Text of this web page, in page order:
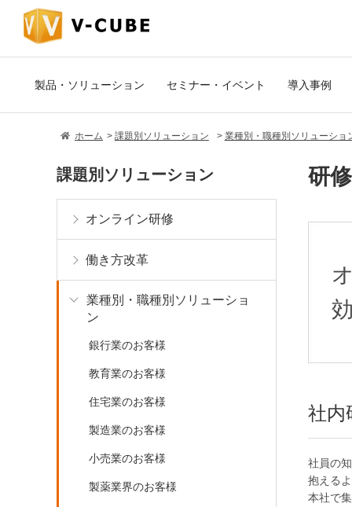
製品・ソリューション セミナー・イベント 導入事例
ホーム 課題別ソリューション 業種別・職種別ソリューショ
研
社内
社員の
抱える
本社で
課題別ソリューション
オンライン研修
働き方改革
業種別・職種別ソリューショ
ン
銀行業のお客様
教育業のお客様
住宅業のお客様
製造業のお客様
小売業のお客様
製薬業界のお客様